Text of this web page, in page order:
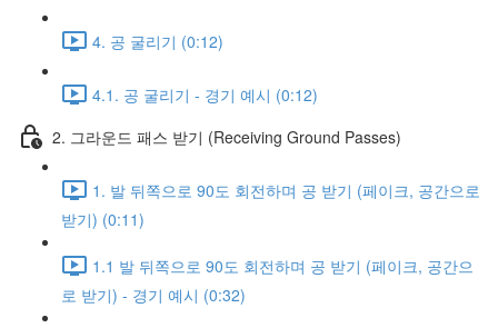
4. 공 굴리기 (0:12)
4.1. 공 굴리기 - 경기 예시 (0:12)
2. 그라운드 패스 받기 (Receiving Ground Passes)
1. 발 뒤쪽으로 90도 회전하며 공 받기 (페이크, 공간으로
받기) (0:11)
1.1 발 뒤쪽으로 90도 회전하며 공 받기 (페이크, 공간으
로 받기) - 경기 예시 (0:32)